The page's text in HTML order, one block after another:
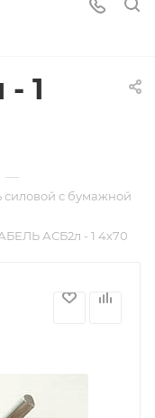
1
—
с бумажной
АСБ2л - 1 4х70